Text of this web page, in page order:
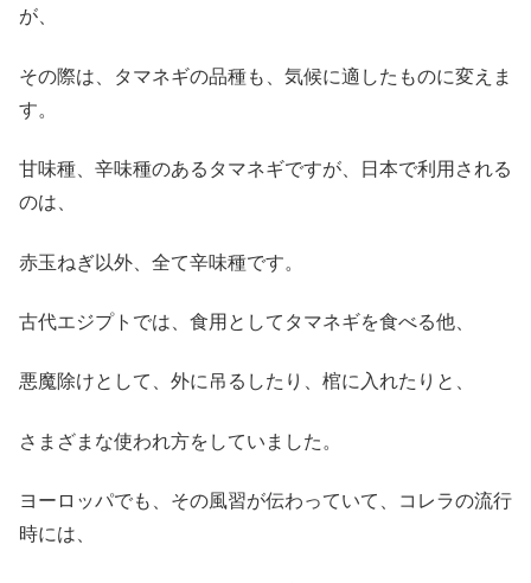
が、
その際は、タマネギの品種も、気候に適したものに変えま
す。
甘味種、辛味種のあるタマネギですが、日本で利用される
のは、
赤玉ねぎ以外、全て辛味種です。
古代エジプトでは、食用としてタマネギを食べる他、
悪魔除けとして、外に吊るしたり、棺に入れたりと、
さまざまな使われ方をしていました。
ヨーロッパでも、その風習が伝わっていて、コレラの流行
時には、